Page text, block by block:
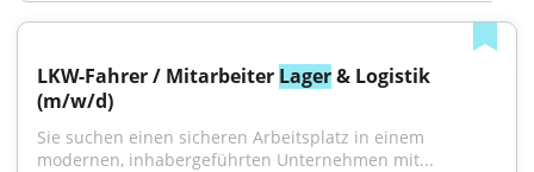
LKW-Fahrer / Mitarbeiter Lager & Logistik
(m/w/d)
Sie suchen einen sicheren Arbeitsplatz in einem
modernen, inhabergeführten Unternehmen mit...